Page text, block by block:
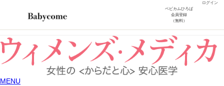
ログイン
ベビカムひろば
会員登録
（無料）
MENU